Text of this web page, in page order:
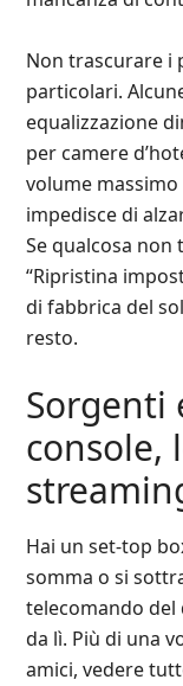
Non trascurare i
particolari.
equalizzazione
per camere
volume
impedisce di
Se qualcosa non
“Ripristina
di fabbrica del
resto.
Sorgenti
console,
Hai un set‑top
somma o si
telecomando del
da lì. Più di una
amici, vedere